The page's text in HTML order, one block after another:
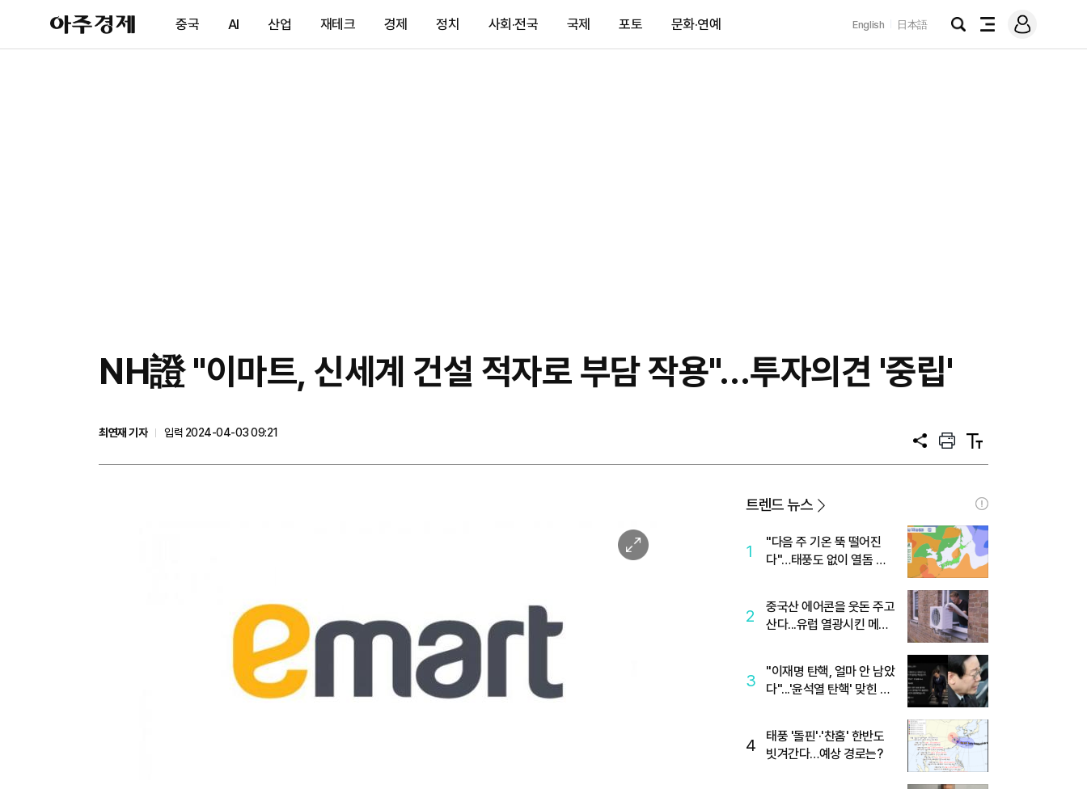
아
주
제
중국 AI 산업 재테크 경제 정치 사회·전국 국제 포토 문화·연예 English 日本語
검
전
메
그
NH證 "이마트, 신세계 건설 적자로 부담 작용"…투자의견 '중립'
최연재 기자
입력 2024-04-03 09:21
공
프
트
텍
트
이
미
트렌드 뉴스
1
"다음 주 기온 뚝 떨어진
다"…태풍도 없이 열돔 박
2
중국산 에어콘을 웃돈 주고
산다...유럽 열광시킨 메이
3
"이재명 탄핵, 얼마 안 남았
다"...'윤석열 탄핵' 맞힌 무
4
태풍 '돌핀'·'찬홈' 한반도
빗겨간다…예상 경로는?